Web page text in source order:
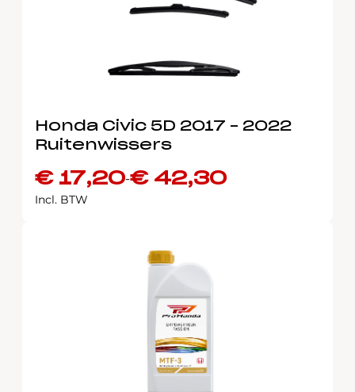
Honda Civic 5D 2017 – 2022
Ruitenwissers
€17,20-€42,30
Prijsklasse:
€ 17,20
Incl. BTW